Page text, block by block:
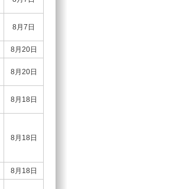
8月7日
8月20日
8月20日
8月18日
8月18日
8月18日